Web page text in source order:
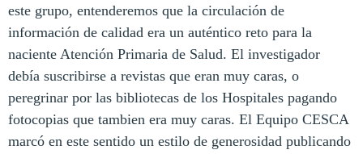
este grupo, entenderemos que la circulación de
información de calidad era un auténtico reto para la
naciente Atención Primaria de Salud. El investigador
debía suscribirse a revistas que eran muy caras, o
peregrinar por las bibliotecas de los Hospitales pagando
fotocopias que tambien era muy caras. El Equipo CESCA
marcó en este sentido un estilo de generosidad publicando